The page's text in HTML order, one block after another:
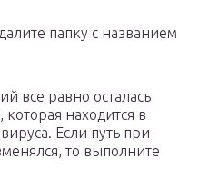
папку с названием
все равно осталась
находится в
Если путь при
то выполните